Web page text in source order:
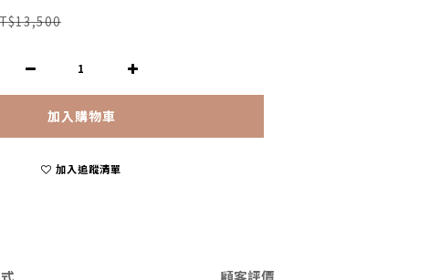
加入購物車
加入追蹤清單
顧客評價